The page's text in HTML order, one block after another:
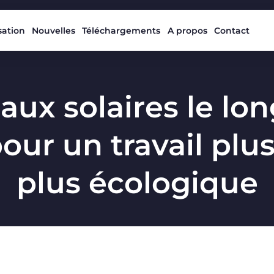
Nouvelles Téléchargements A propos Contact
solaires le
un travail
plus écologique